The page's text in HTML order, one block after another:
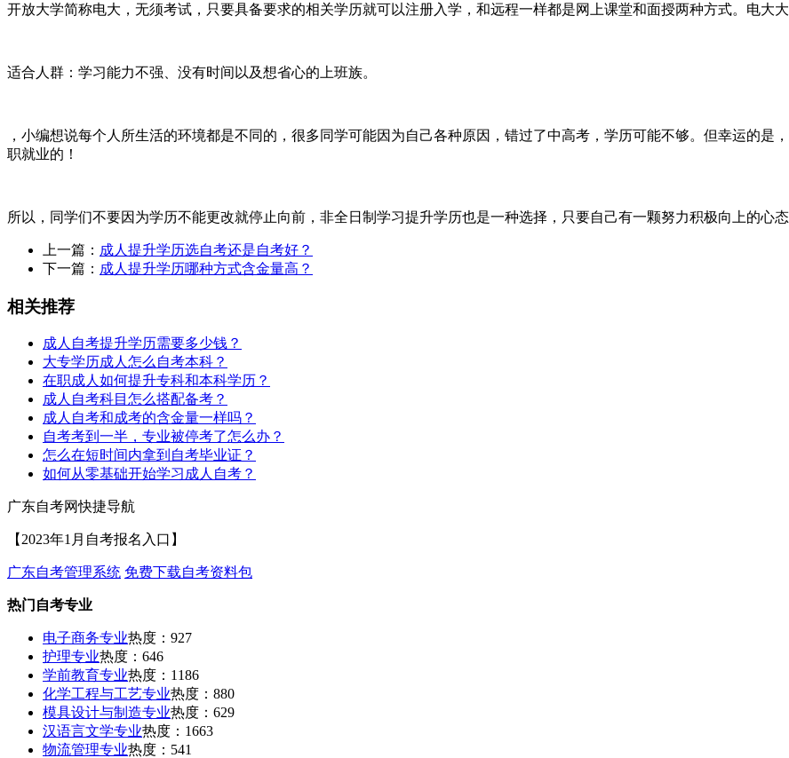
开放大学简称电大，无须考试，只要具备要求的相关学历就可以注册入学，和远程一样都是网上课堂和面授两种方式。电大
适合人群：学习能力不强、没有时间以及想省心的上班族。
，小编想说每个人所生活的环境都是不同的，很多同学可能因为自己各种原因，错过了中高考，学历可能不够。但幸运的
职就业的！
所以，同学们不要因为学历不能更改就停止向前，非全日制学习提升学历也是一种选择，只要自己有一颗努力积极向上的心
上一篇： 成人提升学历选自考还是自考好？
下一篇： 成人提升学历哪种方式含金量高？
相关推荐
成人自考提升学历需要多少钱？
大专学历成人怎么自考本科？
在职成人如何提升专科和本科学历？
成人自考科目怎么搭配备考？
成人自考和成考的含金量一样吗？
自考考到一半，专业被停考了怎么办？
怎么在短时间内拿到自考毕业证？
如何从零基础开始学习成人自考？
广东自考网快捷导航
【2023年1月自考报名入口】
广东自考管理系统 免费下载自考资料包
热门自考专业
电子商务专业热度：927
护理专业热度：646
学前教育专业热度：1186
化学工程与工艺专业热度：880
模具设计与制造专业热度：629
汉语言文学专业热度：1663
物流管理专业热度：541